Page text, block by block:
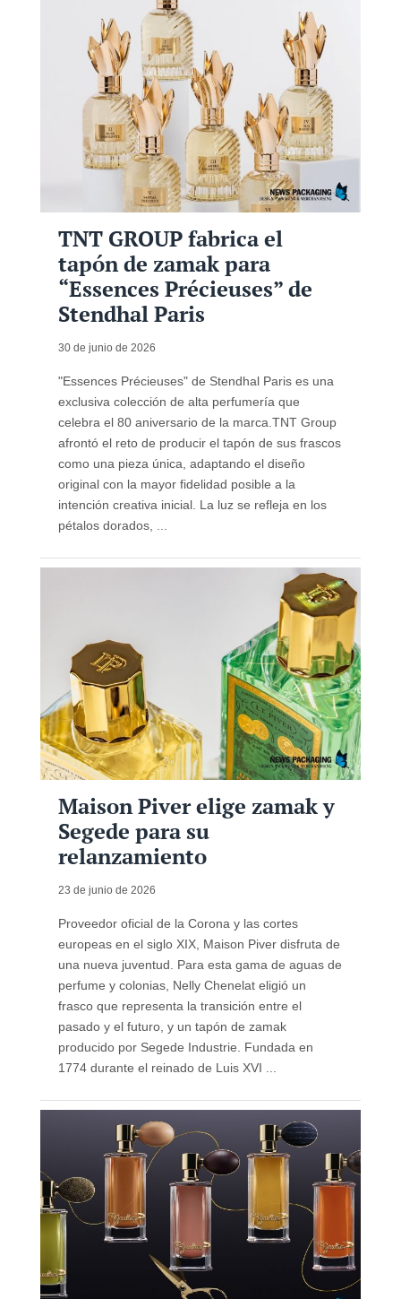
TNT GROUP fabrica el
tapón de zamak para
“Essences Précieuses” de
Stendhal Paris
30 de junio de 2026
"Essences Précieuses" de Stendhal Paris es una
exclusiva colección de alta perfumería que
celebra el 80 aniversario de la marca.TNT Group
afrontó el reto de producir el tapón de sus frascos
como una pieza única, adaptando el diseño
original con la mayor fidelidad posible a la
intención creativa inicial. La luz se refleja en los
pétalos dorados, ...
Maison Piver elige zamak y
Segede para su
relanzamiento
23 de junio de 2026
Proveedor oficial de la Corona y las cortes
europeas en el siglo XIX, Maison Piver disfruta de
una nueva juventud. Para esta gama de aguas de
perfume y colonias, Nelly Chenelat eligió un
frasco que representa la transición entre el
pasado y el futuro, y un tapón de zamak
producido por Segede Industrie. Fundada en
1774 durante el reinado de Luis XVI ...